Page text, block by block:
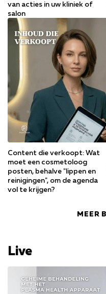
van acties in uw kliniek of
salon
Content die verkoopt: Wat
moet een cosmetoloog
posten, behalve "lippen en
reinigingen", om de agenda
vol te krijgen?
MEER
Live